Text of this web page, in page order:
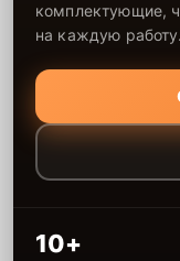
комплектующие,
на каждую работу.
10+